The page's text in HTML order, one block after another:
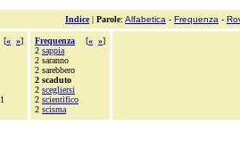
Indice| Parole: Alfabetica - Frequenza -
[« »]
1
Frequenza [« »]
2 sappia
2 saranno
2 sarebbero
2 scaduto
2 scegliersi
2 scientifico
2 scisma